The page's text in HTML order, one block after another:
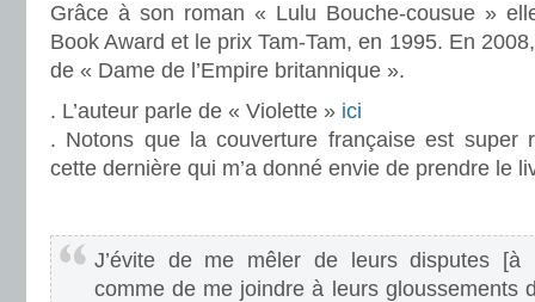
Grâce à son roman « Lulu Bouche-cousue »
Book Award et le prix Tam-Tam, en 1995. En
de « Dame de l’Empire britannique ».
. L’auteur parle de « Violette » ici
. Notons que la couverture française est super
cette dernière qui m’a donné envie de prendre le
J’évite de me mêler de leurs disputes [à
comme de me joindre à leurs gloussements